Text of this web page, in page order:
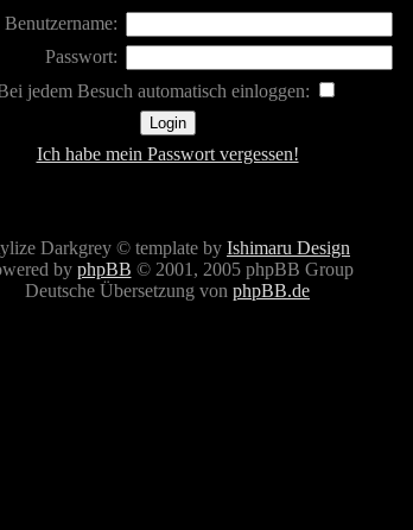
Benutzername:
Passwort:
jedem Besuch automatisch einloggen:
Ich habe mein Passwort vergessen!
Darkgrey © template by Ishimaru Design
by phpBB © 2001, 2005 phpBB Group
Deutsche Übersetzung von phpBB.de